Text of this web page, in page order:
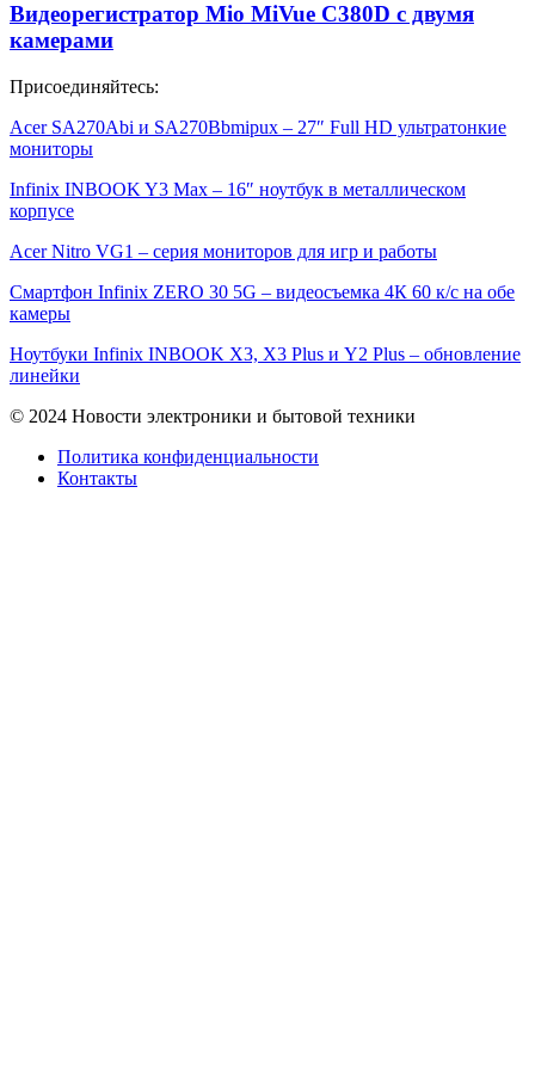
Видеорегистратор Mio MiVue C380D с двумя
камерами
Присоединяйтесь:
Acer SA270Abi и SA270Bbmipux – 27″ Full HD ультратонкие
мониторы
Infinix INBOOK Y3 Max – 16″ ноутбук в металлическом
корпусе
Acer Nitro VG1 – серия мониторов для игр и работы
Смартфон Infinix ZERO 30 5G – видеосъемка 4К 60 к/с на обе
камеры
Ноутбуки Infinix INBOOK X3, X3 Plus и Y2 Plus – обновление
линейки
© 2024 Новости электроники и бытовой техники
Политика конфиденциальности
Контакты